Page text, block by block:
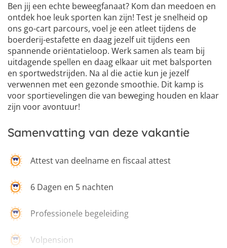
Ben jij een echte beweegfanaat? Kom dan meedoen en
ontdek hoe leuk sporten kan zijn! Test je snelheid op
ons go-cart parcours, voel je een atleet tijdens de
boerderij-estafette en daag jezelf uit tijdens een
spannende oriëntatieloop. Werk samen als team bij
uitdagende spellen en daag elkaar uit met balsporten
en sportwedstrijden. Na al die actie kun je jezelf
verwennen met een gezonde smoothie. Dit kamp is
voor sportievelingen die van beweging houden en klaar
zijn voor avontuur!
Samenvatting van deze vakantie
Attest van deelname en fiscaal attest
6 Dagen en 5 nachten
Professionele begeleiding
Volpension